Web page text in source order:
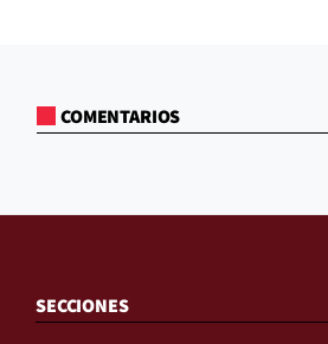
COMENTARIOS
SECCIONES